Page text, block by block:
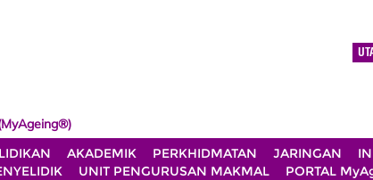
AKADEMIK PERKHIDMATAN JARINGAN
UNIT PENGURUSAN MAKMAL PORTAL